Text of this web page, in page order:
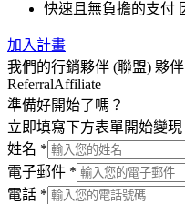
快速且無負擔的支付
加入計畫
我們的行銷夥伴 (聯盟) 夥伴
ReferralAffiliate
準備好開始了嗎？
立即填寫下方表單開始變
姓名 *
電子郵件 *
電話 *